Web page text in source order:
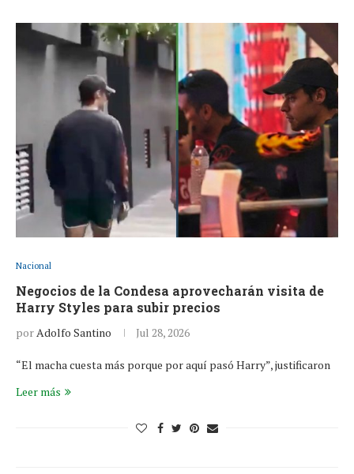
Nacional
Negocios de la Condesa aprovecharán visita de
Harry Styles para subir precios
porAdolfo Santino Jul 28, 2026
“El macha cuesta más porque por aquí pasó Harry”, justificaron
Leer más